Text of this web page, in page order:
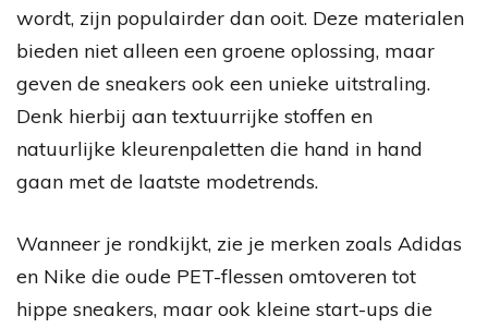
wordt, zijn populairder dan ooit. Deze materialen
bieden niet alleen een groene oplossing, maar
geven de sneakers ook een unieke uitstraling.
Denk hierbij aan textuurrijke stoffen en
natuurlijke kleurenpaletten die hand in hand
gaan met de laatste modetrends.
Wanneer je rondkijkt, zie je merken zoals Adidas
en Nike die oude PET-flessen omtoveren tot
hippe sneakers, maar ook kleine start-ups die